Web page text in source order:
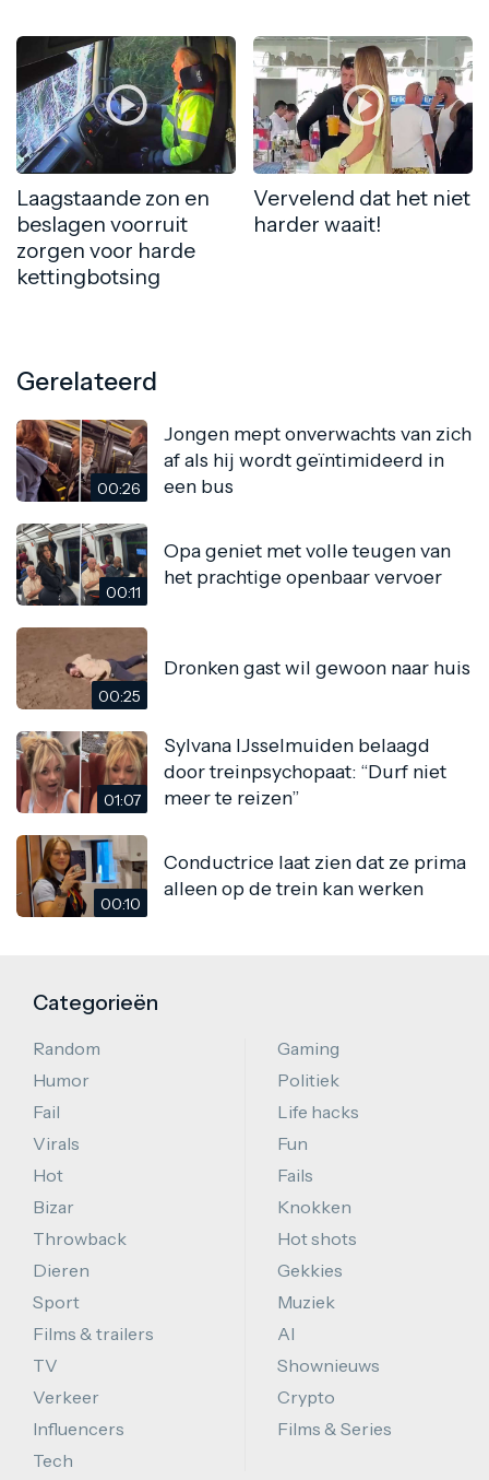
Laagstaande zon en
beslagen voorruit
zorgen voor harde
kettingbotsing
Vervelend dat het niet
harder waait!
Gerelateerd
00:26
Jongen mept onverwachts van zich
af als hij wordt geïntimideerd in
een bus
00:11
Opa geniet met volle teugen van
het prachtige openbaar vervoer
00:25
Dronken gast wil gewoon naar huis
01:07
Sylvana IJsselmuiden belaagd
door treinpsychopaat: “Durf niet
meer te reizen”
00:10
Conductrice laat zien dat ze prima
alleen op de trein kan werken
Categorieën
Random
Humor
Fail
Virals
Hot
Bizar
Throwback
Dieren
Sport
Films & trailers
TV
Verkeer
Influencers
Tech
Gaming
Politiek
Life hacks
Fun
Fails
Knokken
Hot shots
Gekkies
Muziek
AI
Shownieuws
Crypto
Films & Series